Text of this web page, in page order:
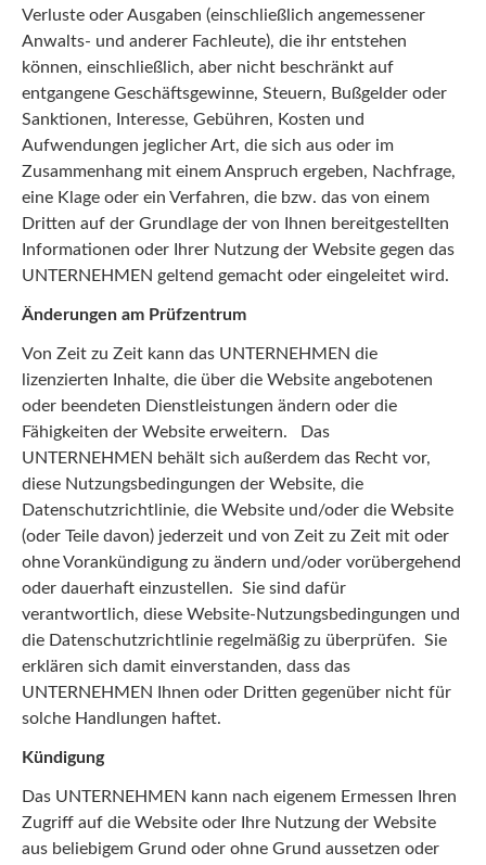
Verluste oder Ausgaben (einschließlich angemessener
Anwalts- und anderer Fachleute), die ihr entstehen
können, einschließlich, aber nicht beschränkt auf
entgangene Geschäftsgewinne, Steuern, Bußgelder oder
Sanktionen, Interesse, Gebühren, Kosten und
Aufwendungen jeglicher Art, die sich aus oder im
Zusammenhang mit einem Anspruch ergeben, Nachfrage,
eine Klage oder ein Verfahren, die bzw. das von einem
Dritten auf der Grundlage der von Ihnen bereitgestellten
Informationen oder Ihrer Nutzung der Website gegen das
UNTERNEHMEN geltend gemacht oder eingeleitet wird.
Änderungen am Prüfzentrum
Von Zeit zu Zeit kann das UNTERNEHMEN die
lizenzierten Inhalte, die über die Website angebotenen
oder beendeten Dienstleistungen ändern oder die
Fähigkeiten der Website erweitern. Das
UNTERNEHMEN behält sich außerdem das Recht vor,
diese Nutzungsbedingungen der Website, die
Datenschutzrichtlinie, die Website und/oder die Website
(oder Teile davon) jederzeit und von Zeit zu Zeit mit oder
ohne Vorankündigung zu ändern und/oder vorübergehend
oder dauerhaft einzustellen. Sie sind dafür
verantwortlich, diese Website-Nutzungsbedingungen und
die Datenschutzrichtlinie regelmäßig zu überprüfen. Sie
erklären sich damit einverstanden, dass das
UNTERNEHMEN Ihnen oder Dritten gegenüber nicht für
solche Handlungen haftet.
Kündigung
Das UNTERNEHMEN kann nach eigenem Ermessen Ihren
Zugriff auf die Website oder Ihre Nutzung der Website
aus beliebigem Grund oder ohne Grund aussetzen oder